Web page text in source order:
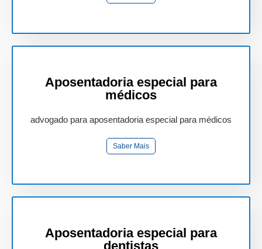
Aposentadoria especial para
médicos
advogado para aposentadoria especial para médicos
Saber Mais
Aposentadoria especial para
dentistas